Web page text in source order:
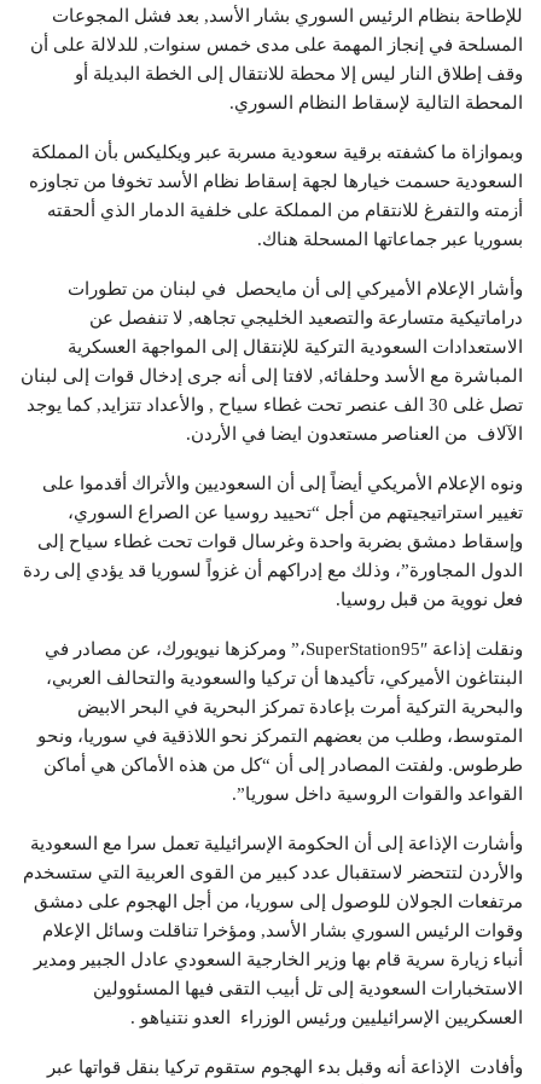
للإطاحة بنظام الرئيس السوري بشار الأسد, بعد فشل المجوعات
المسلحة في إنجاز المهمة على مدى خمس سنوات, للدلالة على أن
وقف إطلاق النار ليس إلا محطة للانتقال إلى الخطة البديلة أو
المحطة التالية لإسقاط النظام السوري.
وبموازاة ما كشفته برقية سعودية مسربة عبر ويكليكس بأن المملكة
السعودية حسمت خيارها لجهة إسقاط نظام الأسد تخوفا من تجاوزه
أزمته والتفرغ للانتقام من المملكة على خلفية الدمار الذي ألحقته
بسوريا عبر جماعاتها المسحلة هناك.
وأشار الإعلام الأميركي إلى أن مايحصل في لبنان من تطورات
دراماتيكية متسارعة والتصعيد الخليجي تجاهه, لا تنفصل عن
الاستعدادات السعودية التركية للإنتقال إلى المواجهة العسكرية
المباشرة مع الأسد وحلفائه, لافتا إلى أنه جرى إدخال قوات إلى لبنان
تصل غلى 30 الف عنصر تحت غطاء سياح , والأعداد تتزايد, كما يوجد
الآلاف من العناصر مستعدون ايضا في الأردن.
ونوه الإعلام الأمريكي أيضاً إلى أن السعوديين والأتراك أقدموا على
تغيير استراتيجيتهم من أجل “تحييد روسيا عن الصراع السوري،
وإسقاط دمشق بضربة واحدة وغرسال قوات تحت غطاء سياح إلى
الدول المجاورة”، وذلك مع إدراكهم أن غزواً لسوريا قد يؤدي إلى ردة
فعل نووية من قبل روسيا.
ونقلت إذاعة SuperStation95″،” ومركزها نيويورك، عن مصادر في
البنتاغون الأميركي، تأكيدها أن تركيا والسعودية والتحالف العربي،
والبحرية التركية أمرت بإعادة تمركز البحرية في البحر الابيض
المتوسط، وطلب من بعضهم التمركز نحو اللاذقية في سوريا، ونحو
طرطوس. ولفتت المصادر إلى أن “كل من هذه الأماكن هي أماكن
القواعد والقوات الروسية داخل سوريا”.
وأشارت الإذاعة إلى أن الحكومة الإسرائيلية تعمل سرا مع السعودية
والأردن لتتحضر لاستقبال عدد كبير من القوى العربية التي ستسخدم
مرتفعات الجولان للوصول إلى سوريا، من أجل الهجوم على دمشق
وقوات الرئيس السوري بشار الأسد, ومؤخرا تناقلت وسائل الإعلام
أنباء زيارة سرية قام بها وزير الخارجية السعودي عادل الجبير ومدير
الاستخبارات السعودية إلى تل أبيب التقى فيها المسئوولين
العسكريين الإسرائيليين ورئيس الوزراء العدو نتنياهو .
وأفادت الإذاعة أنه وقبل بدء الهجوم ستقوم تركيا بنقل قواتها عبر